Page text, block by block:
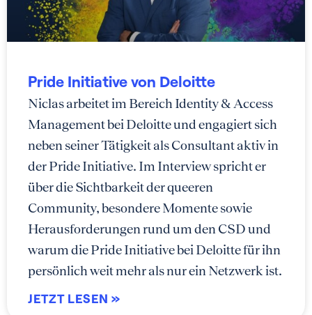
Pride Initiative von Deloitte
Niclas arbeitet im Bereich Identity & Access
Management bei Deloitte und engagiert sich
neben seiner Tätigkeit als Consultant aktiv in
der Pride Initiative. Im Interview spricht er
über die Sichtbarkeit der queeren
Community, besondere Momente sowie
Herausforderungen rund um den CSD und
warum die Pride Initiative bei Deloitte für ihn
persönlich weit mehr als nur ein Netzwerk ist.
JETZT LESEN »